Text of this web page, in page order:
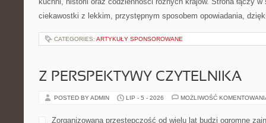
ciekawostki z lekkim, przystępnym sposobem opowiadania,
CATEGORIES: ARTYKUŁY SPONSOROWANE
Z PERSPEKTYWY CZYTELNIKA
POSTED BY ADMIN LIP - 5 - 2026 MOŻLIWOŚĆ
Zorganizowana przestępczość od wielu lat budzi ogromne